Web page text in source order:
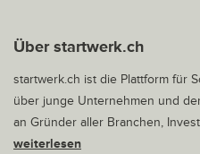
Über startwerk.ch
startwerk.ch ist die Plattform für
über junge Unternehmen und
an Gründer aller Branchen,
weiterlesen